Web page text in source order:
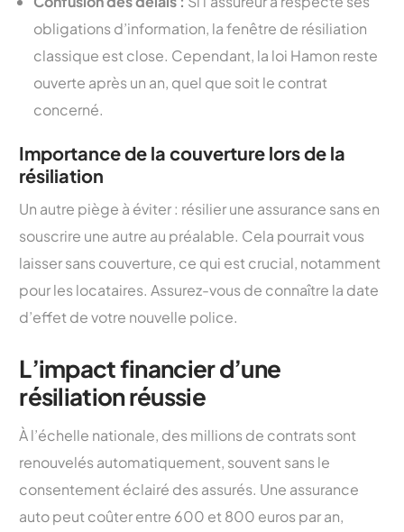
obligations d’information, la fenêtre de résiliation
classique est close. Cependant, la loi Hamon reste
ouverte après un an, quel que soit le contrat
concerné.
Importance de la couverture lors de la
résiliation
Un autre piège à éviter : résilier une assurance sans en
souscrire une autre au préalable. Cela pourrait vous
laisser sans couverture, ce qui est crucial, notamment
pour les locataires. Assurez-vous de connaître la date
d’effet de votre nouvelle police.
L’impact financier d’une
résiliation réussie
À l’échelle nationale, des millions de contrats sont
renouvelés automatiquement, souvent sans le
consentement éclairé des assurés. Une assurance
auto peut coûter entre 600 et 800 euros par an,